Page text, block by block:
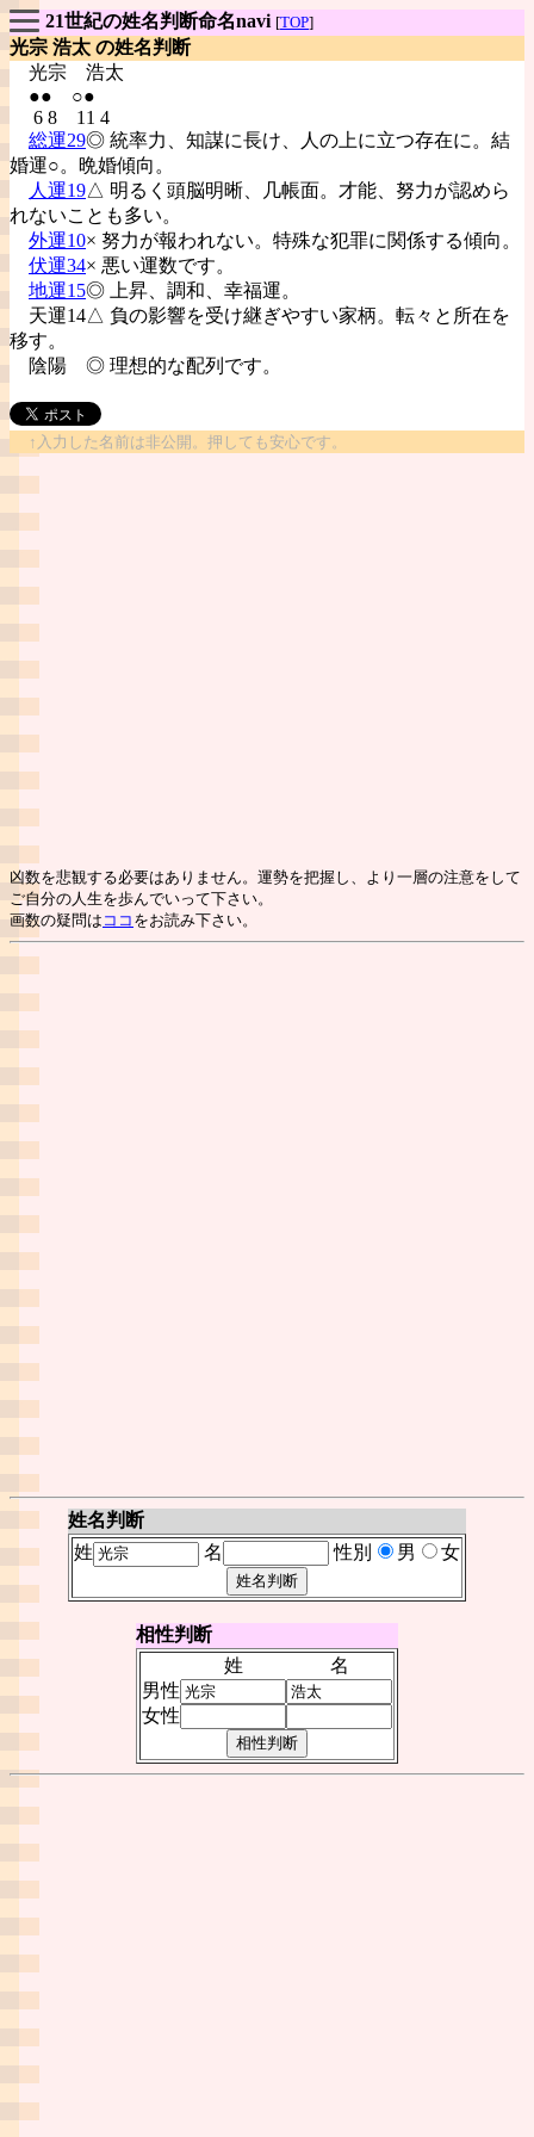
21世紀の姓名判断命名navi [TOP]
光宗 浩太 の姓名判断
光宗 浩太
●● ○●
6 8 11 4
総運29◎ 統率力、知謀に長け、人の上に立つ存在に。結
婚運○。晩婚傾向。
人運19△ 明るく頭脳明晰、几帳面。才能、努力が認めら
れないことも多い。
外運10× 努力が報われない。特殊な犯罪に関係する傾向。
伏運34× 悪い運数です。
地運15◎ 上昇、調和、幸福運。
天運14△ 負の影響を受け継ぎやすい家柄。転々と所在を
移す。
陰陽 ◎ 理想的な配列です。
↑入力した名前は非公開。押しても安心です。
凶数を悲観する必要はありません。運勢を把握し、より一層の注意をして
ご自分の人生を歩んでいって下さい。
画数の疑問は ココ をお読み下さい。
姓名判断
姓
名 性別 男 女
相性判断
姓
名
男性
女性